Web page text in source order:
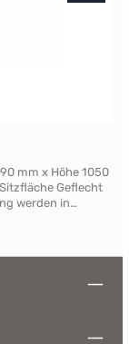
mm x Höhe 1050
Geflecht
werden in
gealtertes
zwei